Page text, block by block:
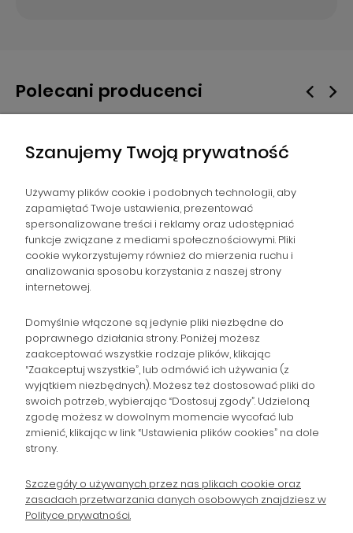
Polecani producenci
NAWIGACJA
POMOC
ZAMÓWIENIA
POPULARNE KATEGORIE
Gromadzka 46
sklep@wpc24.pl
Zapisz się na Newsletter i
Szanujemy Twoją prywatność
Używamy plików cookie i podobnych technologii, aby
zapamiętać Twoje ustawienia, prezentować
spersonalizowane treści i reklamy oraz udostępniać
funkcje związane z mediami społecznościowymi. Pliki
cookie wykorzystujemy również do mierzenia ruchu i
analizowania sposobu korzystania z naszej strony
internetowej.
Domyślnie włączone są jedynie pliki niezbędne do
poprawnego działania strony. Poniżej możesz
zaakceptować wszystkie rodzaje plików, klikając
“Zaakceptuj wszystkie”, lub odmówić ich używania (z
wyjątkiem niezbędnych). Możesz też dostosować pliki do
swoich potrzeb, wybierając “Dostosuj zgody”. Udzieloną
zgodę możesz w dowolnym momencie wycofać lub
zmienić, klikając w link “Ustawienia plików cookies” na dole
strony.
Szczegóły o używanych przez nas plikach cookie oraz
zasadach przetwarzania danych osobowych znajdziesz w
Polityce prywatności.